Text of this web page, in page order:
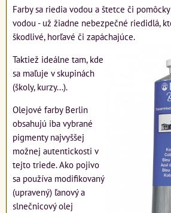
Farby sa riedia vodou a štetce či
vodou - už žiadne nebezpečné riedidlá,
škodlivé, horľavé či zapáchajúce.
Taktiež ideálne tam, kde
sa maľuje v skupinách
(školy, kurzy...).
Olejové farby Berlin
obsahujú iba vybrané
pigmenty najvyššej
možnej autentickosti v
tejto triede. Ako pojivo
sa používa modifikovaný
(upravený) ľanový a
slnečnicový olej